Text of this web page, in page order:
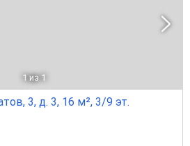
1 из 1
3, д. 3, 16 м², 3/9 эт.